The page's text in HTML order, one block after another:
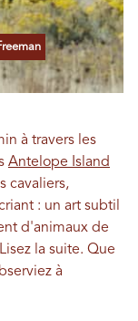
à travers les
Antelope Island
cavaliers,
: un art subtil
d'animaux de
la suite. Que
à